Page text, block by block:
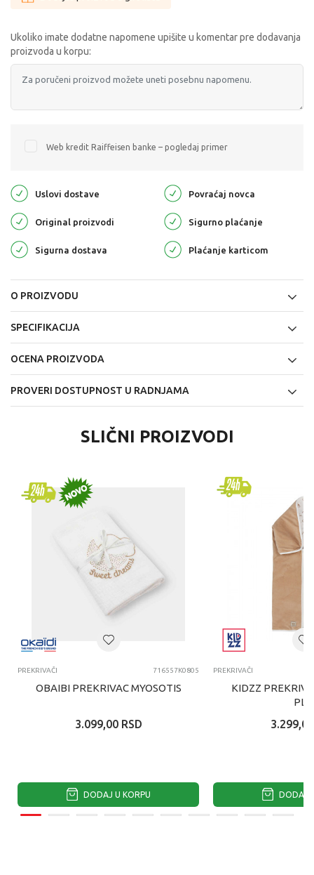
Ukoliko imate dodatne napomene upišite u komentar pre dodavanja
proizvoda u korpu:
Web kredit Raiffeisen banke – pogledaj primer
Uslovi dostave Povraćaj novca
Original proizvodi Sigurno plaćanje
Sigurna dostava Plaćanje karticom
O PROIZVODU
SPECIFIKACIJA
OCENA PROIZVODA
PROVERI DOSTUPNOST U RADNJAMA
SLIČNI PROIZVODI
PREKRIVAČI 716557K0805
OBAIBI PREKRIVAC MYOSOTIS
3.099,00 RSD
DODAJ U KORPU
PREKRIVAČI
KIDZZ
PLIS
3.299,00
DODAJ